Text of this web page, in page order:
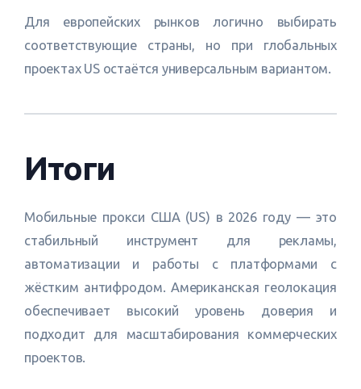
Для европейских рынков логично выбирать
соответствующие страны, но при глобальных
проектах US остаётся универсальным вариантом.
Итоги
Мобильные прокси США (US) в 2026 году — это
стабильный инструмент для рекламы,
автоматизации и работы с платформами с
жёстким антифродом. Американская геолокация
обеспечивает высокий уровень доверия и
подходит для масштабирования коммерческих
проектов.